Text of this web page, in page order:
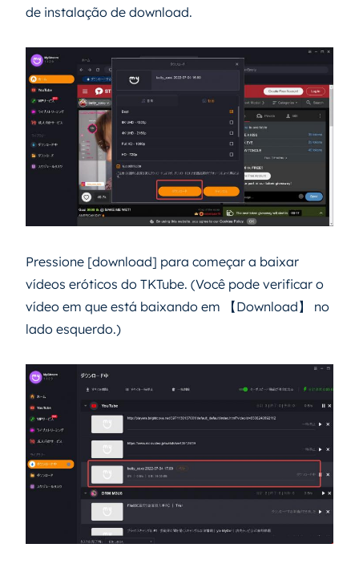
de instalação de download.
Pressione [download] para começar a baixar
vídeos eróticos do TKTube. (Você pode verificar o
vídeo em que está baixando em 【Download】 no
lado esquerdo.)